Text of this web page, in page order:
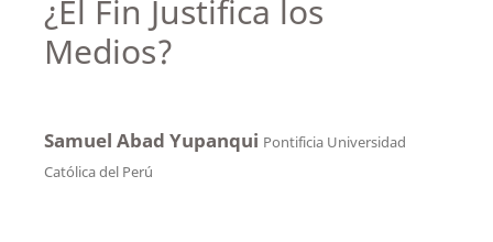
¿El Fin Justifica los
Medios?
Samuel Abad Yupanqui Pontificia Universidad
Católica del Perú